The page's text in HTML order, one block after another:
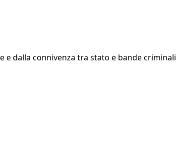
e dalla connivenza tra stato e bande criminali